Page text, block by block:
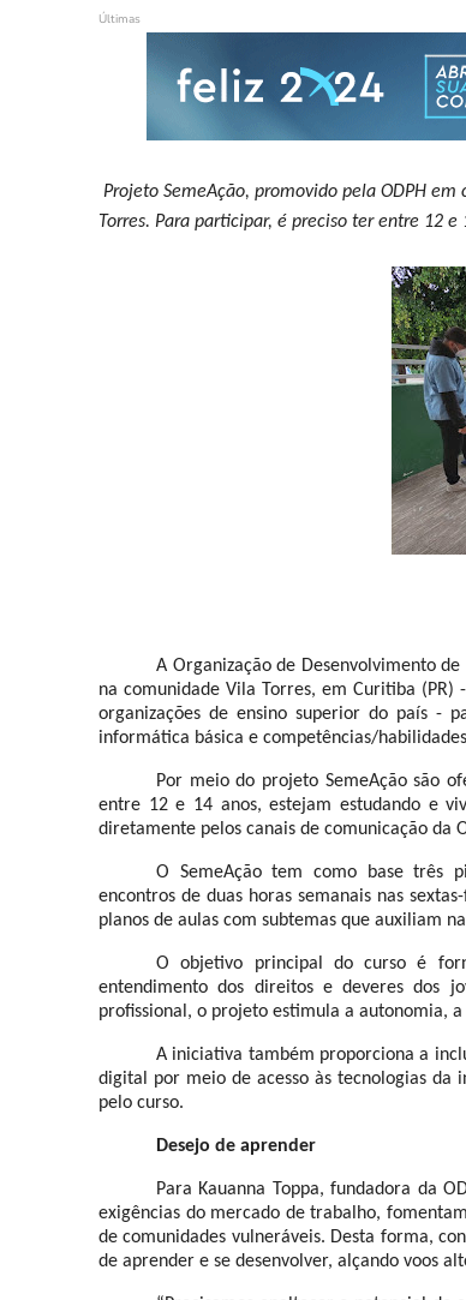
Últimas
Projeto SemeAção, promovido pela ODPH
Torres. Para participar, é preciso ter entre 12 e
A Organização de Desenvolvimento
na comunidade Vila Torres, em Curitiba (PR)
organizações de ensino superior do país -
informática básica e competências/
Por meio do projeto SemeAção são
entre 12 e 14 anos, estejam estudando e
diretamente pelos canais de comunicação da
O SemeAção tem como base três
encontros de duas horas semanais nas
planos de aulas com subtemas que auxiliam
O objetivo principal do curso é
entendimento dos direitos e deveres dos
profissional, o projeto estimula a autonomia,
A iniciativa também proporciona a
digital por meio de acesso às tecnologias da
pelo curso.
Desejo de aprender
Para Kauanna Toppa, fundadora da
exigências do mercado de trabalho,
de comunidades vulneráveis. Desta forma,
de aprender e se desenvolver, alçando voos